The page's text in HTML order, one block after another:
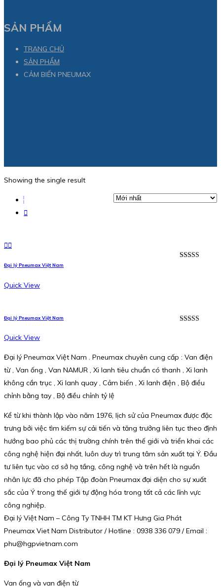
SẢN PHẨM
TRANG CHỦ
SẢN PHẨM
CẢM BIẾN PNEUMAX
Showing the single result
Đại lý Pneumax Việt Nam
Quick View
Đại lý Pneumax Việt Nam
Quick View
Đại lý Pneumax Việt Nam . Pneumax chuyên cung cấp : Van điện
từ , Van ống , Van NAMUR , Xi lanh tiêu chuẩn có thanh , Xi lanh
không cần trục , Xi lanh quay , Cảm biến , Xi lanh điện , Bộ điều
chỉnh bằng tay , Bộ điều chỉnh tỷ lệ
Kể từ khi thành lập vào năm 1976, lịch sử của Pneumax được đặc
trưng bởi việc tìm kiếm sự cải tiến và tăng trưởng liên tục theo định
hướng bao phủ các thị trường chính trên thế giới và triển khai các
công nghệ hiện đại nhất, luôn duy trì trung tâm sản xuất tại Ý. Đầu
tư liên tục vào cơ sở hạ tầng, công nghệ và trên hết là nguồn
nhân lực đã cho phép Tập đoàn Pneumax đại diện cho sự xuất
sắc của Ý trong thế giới tự động hóa trong tất cả các lĩnh vực
công nghiệp.
Đại lý Việt Nam – Công Ty TNHH TM KT Hưng Gia Phát
Pneumax Viet Nam Distributor / Hotline : 0938 336 079 / Email :
phu@hgpvietnam.com
Đại lý Pneumax Việt Nam
Van ống và van điện từ